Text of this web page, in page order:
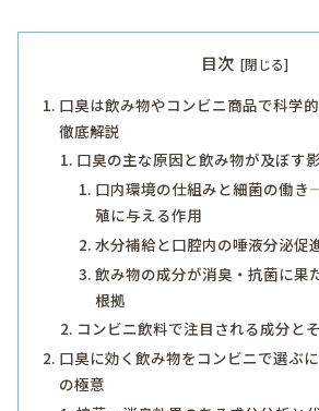
目次
口臭は飲み物やコンビニ商品で科学
徹底解説
口臭の主な原因と飲み物が及ぼす
口内環境の仕組みと細菌の働
殖に与える作用
水分補給と口腔内の唾液分泌促
飲み物の成分が消臭・抗菌に果
根拠
コンビニ飲料で注目される成分と
口臭に効く飲み物をコンビニで選ぶ
の極意